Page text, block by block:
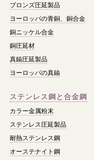
ブロンズ圧延製品
ヨーロッパの青銅、銅合金
銅ニッケル合金
銅圧延材
真鍮圧延製品
ヨーロッパの真鍮
ステンレス鋼と合金鋼
カラー金属粉末
ステンレス圧延製品
耐熱ステンレス鋼
オーステナイト鋼